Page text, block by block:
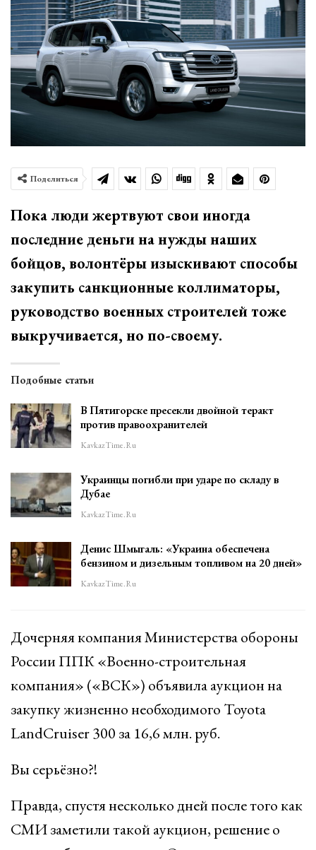
Поделиться
Пока люди жертвуют свои иногда
последние деньги на нужды наших
бойцов, волонтёры изыскивают способы
закупить санкционные коллиматоры,
руководство военных строителей тоже
выкручивается, но по-своему.
Подобные статьи
В Пятигорске пресекли двойной теракт
против правоохранителей
KavkazTime.ru
Украинцы погибли при ударе по складу в
Дубае
KavkazTime.ru
Денис Шмыгаль: «Украина обеспечена
бензином и дизельным топливом на 20 дней»
KavkazTime.ru
Дочерняя компания Министерства обороны
России ППК «Военно-строительная
компания» («ВСК») объявила аукцион на
закупку жизненно необходимого Toyota
LandCruiser 300 за 16,6 млн. руб.
Вы серьёзно?!
Правда, спустя несколько дней после того как
СМИ заметили такой аукцион, решение о